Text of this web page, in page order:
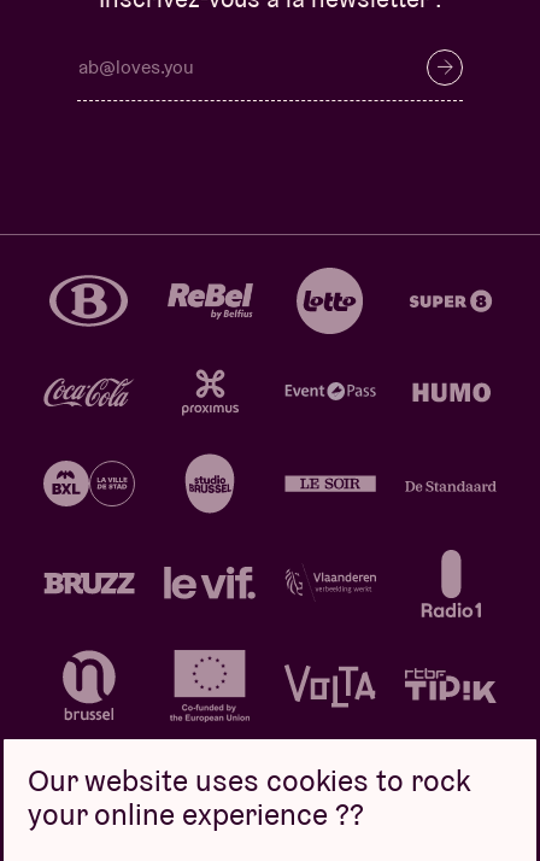
Our website uses cookies to rock
your online experience ??